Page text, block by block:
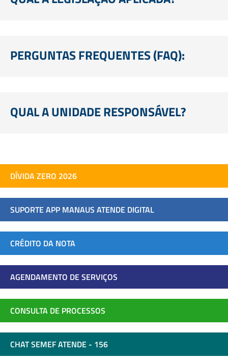
PERGUNTAS FREQUENTES (FAQ):
QUAL A UNIDADE RESPONSÁVEL?
DÍVIDA ZERO 2026
SUPORTE APP MANAUS ATENDE DIGITAL
CRÉDITO DA NOTA
AGENDAMENTO DE SERVIÇOS
CONSULTA DE PROCESSOS
CHAT SEMEF ATENDE - 156